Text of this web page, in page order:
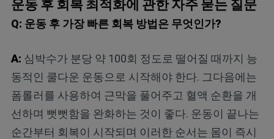
운동 후 회복 최적화에 관한 자주 묻는 질문
Q: 운동 후 가장 빠른 회복 방법은 무엇인가?
A: 심박수가 분당 약 100회 정도로 떨어질 때까지 능
동적인 쿨다운 운동으로 시작해야 한다. 그다음에는
폼롤러를 사용하여 근막을 풀어주고 혈액 순환을 개
선하며 뻣뻣함을 완화하는 것이 좋다. 운동이 끝나는
순간부터 회복이 시작되며 이러한 순서는 몸이 즉시